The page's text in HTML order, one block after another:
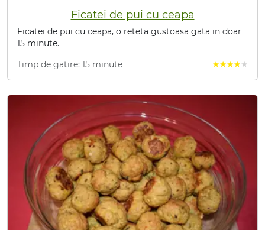
Ficatei de pui cu ceapa
Ficatei de pui cu ceapa, o reteta gustoasa gata in doar
15 minute.
Timp de gatire: 15 minute
starstarstarstar star